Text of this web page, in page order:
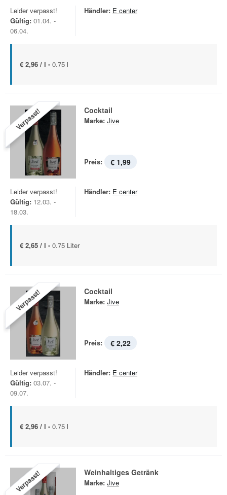
Leider verpasst!
Gültig: 01.04. -
06.04.
Händler: E center
€ 2,96 / l - 0.75 l
Verpasst! Cocktail
Marke: Jive
Preis: € 1,99
Leider verpasst!
Gültig: 12.03. -
18.03.
Händler: E center
€ 2,65 / l - 0.75 Liter
Verpasst! Cocktail
Marke: Jive
Preis: € 2,22
Leider verpasst!
Gültig: 03.07. -
09.07.
Händler: E center
€ 2,96 / l - 0.75 l
Verpasst! Weinhaltiges Getränk
Marke: Jive